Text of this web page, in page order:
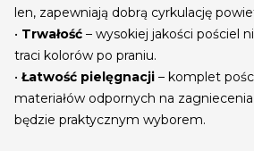
len, zapewniają dobrą cyrkulację
• Trwałość – wysokiej jakości pościel
traci kolorów po praniu.
• Łatwość pielęgnacji – komplet
materiałów odpornych na
będzie praktycznym wyborem.